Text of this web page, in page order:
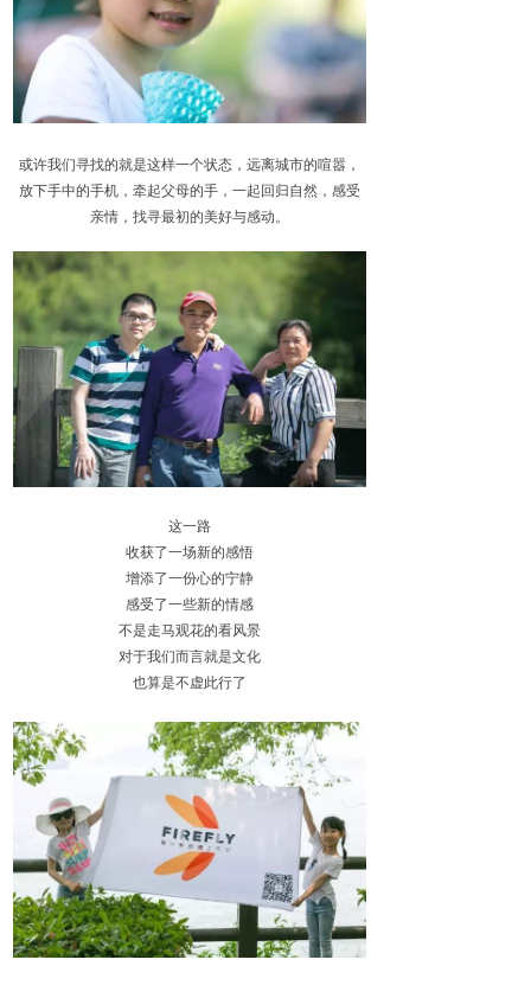
或许我们寻找的就是这样一个状态，远离城市的喧嚣，
放下手中的手机，牵起父母的手，一起回归自然，感受
亲情，找寻最初的美好与感动。
这一路
收获了一场新的感悟
增添了一份心的宁静
感受了一些新的情感
不是走马观花的看风景
对于我们而言就是文化
也算是不虚此行了